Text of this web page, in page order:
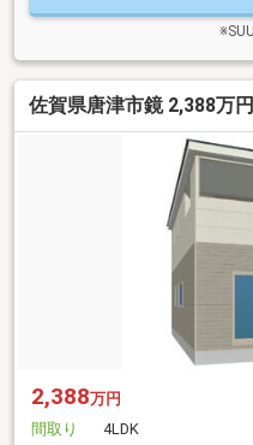
佐賀県唐津市鏡 2,388万
2,388万円
間取り
4LDK